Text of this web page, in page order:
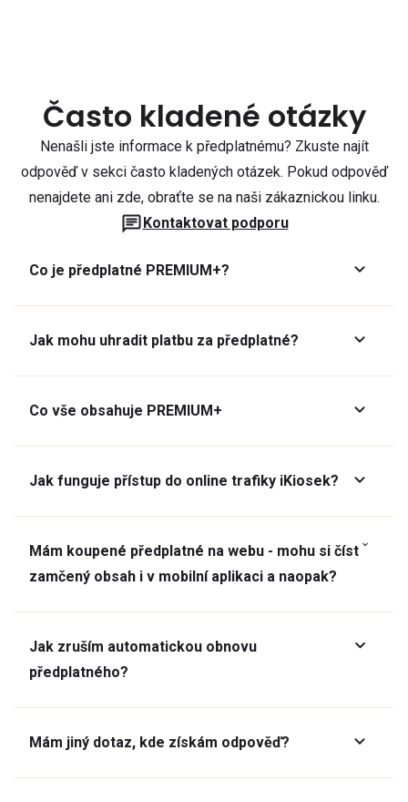
Často kladené otázky
Nenašli jste informace k předplatnému? Zkuste najít
odpověď v sekci často kladených otázek. Pokud odpověď
nenajdete ani zde, obraťte se na naši zákaznickou linku.
Kontaktovat podporu
Co je předplatné PREMIUM+?
Jak mohu uhradit platbu za předplatné?
Co vše obsahuje PREMIUM+
Jak funguje přístup do online trafiky iKiosek?
Mám koupené předplatné na webu - mohu si číst
zamčený obsah i v mobilní aplikaci a naopak?
Jak zruším automatickou obnovu
předplatného?
Mám jiný dotaz, kde získám odpověď?